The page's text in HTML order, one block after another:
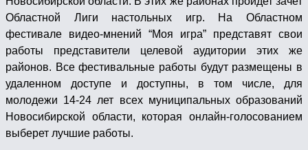
Областной Лиги настольных игр. На Областном
фестивале видео-мнений “Моя игра” представят свои
работы представители целевой аудитории этих же
районов. Все фестивальные работы будут размещены в
удаленном доступе и доступны, в том числе, для
молодежи 14-24 лет всех муниципальных образований
Новосибирской области, которая онлайн-голосованием
выберет лучшие работы.